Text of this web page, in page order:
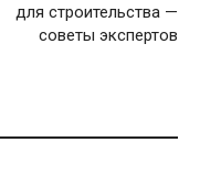
для строительства —
советы экспертов